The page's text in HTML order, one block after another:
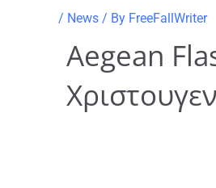
/ News / By FreeFallWriter
Aegean